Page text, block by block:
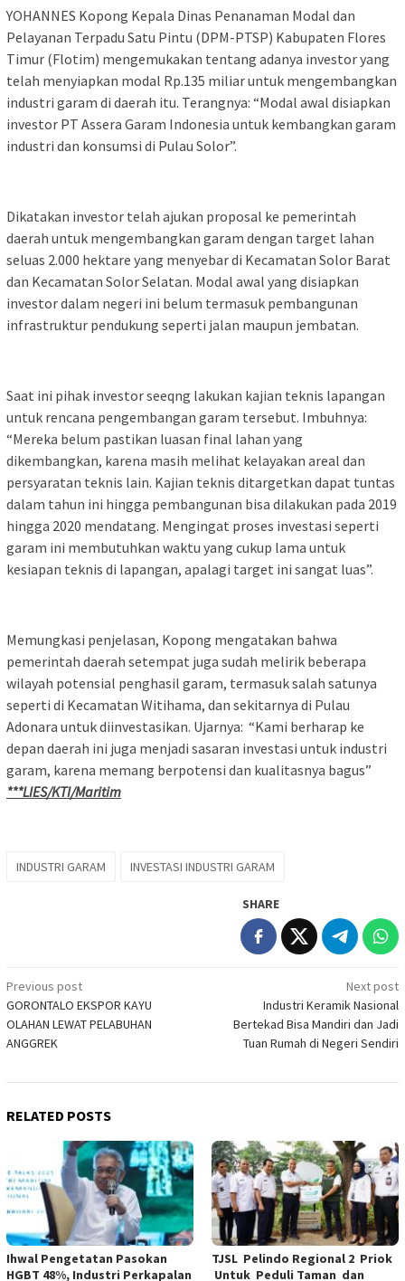
YOHANNES Kopong Kepala Dinas Penanaman Modal dan
Pelayanan Terpadu Satu Pintu (DPM-PTSP) Kabupaten Flores
Timur (Flotim) mengemukakan tentang adanya investor yang
telah menyiapkan modal Rp.135 miliar untuk mengembangkan
industri garam di daerah itu. Terangnya: “Modal awal disiapkan
investor PT Assera Garam Indonesia untuk kembangkan garam
industri dan konsumsi di Pulau Solor”.
Dikatakan investor telah ajukan proposal ke pemerintah
daerah untuk mengembangkan garam dengan target lahan
seluas 2.000 hektare yang menyebar di Kecamatan Solor Barat
dan Kecamatan Solor Selatan. Modal awal yang disiapkan
investor dalam negeri ini belum termasuk pembangunan
infrastruktur pendukung seperti jalan maupun jembatan.
Saat ini pihak investor seeqng lakukan kajian teknis lapangan
untuk rencana pengembangan garam tersebut. Imbuhnya:
“Mereka belum pastikan luasan final lahan yang
dikembangkan, karena masih melihat kelayakan areal dan
persyaratan teknis lain. Kajian teknis ditargetkan dapat tuntas
dalam tahun ini hingga pembangunan bisa dilakukan pada 2019
hingga 2020 mendatang. Mengingat proses investasi seperti
garam ini membutuhkan waktu yang cukup lama untuk
kesiapan teknis di lapangan, apalagi target ini sangat luas”.
Memungkasi penjelasan, Kopong mengatakan bahwa
pemerintah daerah setempat juga sudah melirik beberapa
wilayah potensial penghasil garam, termasuk salah satunya
seperti di Kecamatan Witihama, dan sekitarnya di Pulau
Adonara untuk diinvestasikan. Ujarnya: “Kami berharap ke
depan daerah ini juga menjadi sasaran investasi untuk industri
garam, karena memang berpotensi dan kualitasnya bagus”
***LIES/KTI/Maritim
INDUSTRI GARAM INVESTASI INDUSTRI GARAM
SHARE
Post
navigation
Previous post
GORONTALO EKSPOR KAYU
OLAHAN LEWAT PELABUHAN
ANGGREK
Next post
Industri Keramik Nasional
Bertekad Bisa Mandiri dan Jadi
Tuan Rumah di Negeri Sendiri
RELATED POSTS
Ihwal Pengetatan Pasokan
HGBT 48%, Industri Perkapalan
TJSL Pelindo Regional 2 Priok
Untuk Peduli Taman dan